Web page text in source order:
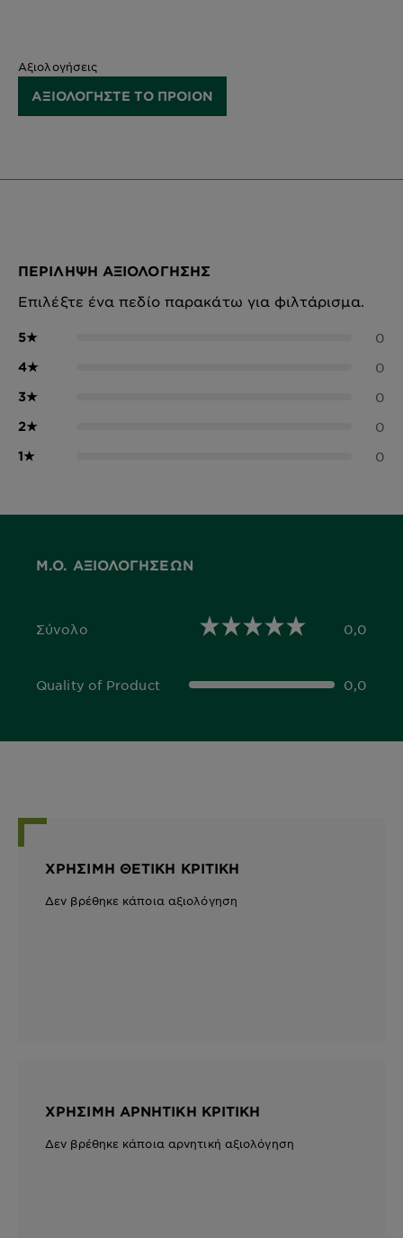
Αξιολογήσεις
ΑΞΙΟΛΟΓΗΣΤΕ ΤΟ ΠΡΟΙΟΝ
ΠΕΡΊΛΗΨΗ ΑΞΙΟΛΌΓΗΣΗΣ
Επιλέξτε ένα πεδίο παρακάτω για φιλτάρισμα.
5★ 0
4★ 0
3★ 0
2★ 0
1★ 0
Μ.Ο. ΑΞΙΟΛΟΓΉΣΕΩΝ
Σύνολο
0,0 out of 5 stars 0,0
Quality of Product
0,0 out of 5 stars 0,0
ΧΡΉΣΙΜΗ ΘΕΤΙΚΉ ΚΡΙΤΙΚΉ
Δεν βρέθηκε κάποια αξιολόγηση
ΧΡΉΣΙΜΗ ΑΡΝΗΤΙΚΉ ΚΡΙΤΙΚΉ
Δεν βρέθηκε κάποια αρνητική αξιολόγηση